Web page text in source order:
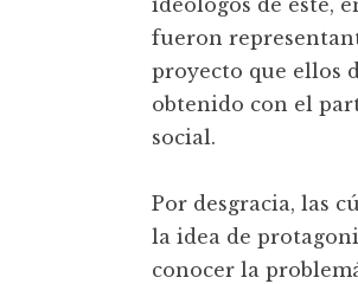
ideólogos de éste,
fueron
proyecto que ellos
obtenido con el
social.
Por desgracia, las
la idea de
conocer la